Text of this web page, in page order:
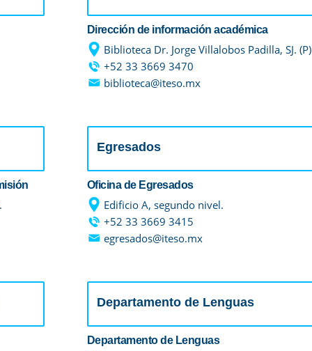
Graduaciones Prepa ITESO
Becas
Dirección de información académica
Biblioteca Dr. Jorge Villalobos Padilla, SJ. (P)
+52 33 3669 3470
biblioteca@iteso.mx
Egresados
Oficina de Egresados
Edificio A, segundo nivel.
+52 33 3669 3415
egresados@iteso.mx
Departamento de Lenguas
Departamento de Lenguas